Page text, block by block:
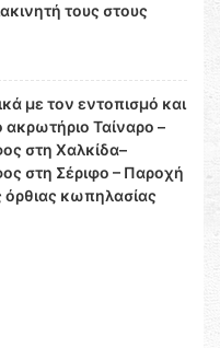
τους στους
με τον εντοπισμό και
Ταίναρο –
στη Χαλκίδα–
στη Σέριφο – Παροχή
όρθιας κωπηλασίας